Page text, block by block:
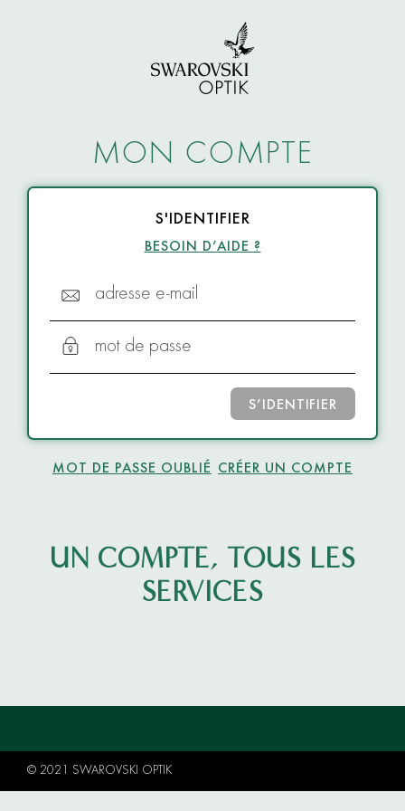
MON COMPTE
S'IDENTIFIER
BESOIN D’AIDE ?
adresse e-mail
mot de passe
S’IDENTIFIER
MOT DE PASSE OUBLIÉ CRÉER UN COMPTE
UN COMPTE, TOUS LES
SERVICES
© 2021 SWAROVSKI OPTIK